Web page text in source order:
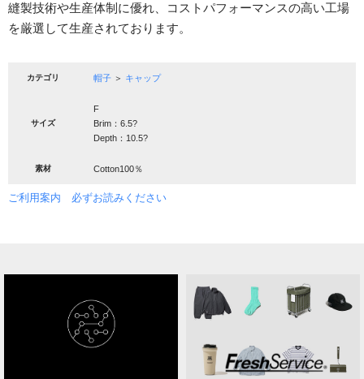
縫製技術や生産体制に優れ、コストパフォーマンスの高い工場
を厳選して生産されております。
カテゴリ 帽子 ＞ キャップ
サイズ
F
Brim：6.5?
Depth：10.5?
素材 Cotton100％
ご利用案内 必ずお読みください